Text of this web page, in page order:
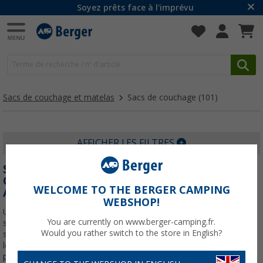
Soyez prêts face à l'imprévu
Sacs de couchage et matelas Sacs de couchage (101)
AFFICHER LES FILTRES
SAC DE COUCHAGE : REPOSEZ-VOUS
CONFORTABLEMENT LORS DE VOS
AVENTURES | BERGER CAMPING
Un bon sac de couchage s’avère essentiel pour profiter d'un
sommeil réparateur lors de vos escapades dans la nature, que ce
soit en montagne, sur un terrain de camping ou en bivouac sous
les étoiles. Chez Berger Camping, nous vous proposons
plus sur
WELCOME TO THE BERGER CAMPING
WEBSHOP!
You are currently on www.berger-camping.fr.
Would you rather switch to the store in English?